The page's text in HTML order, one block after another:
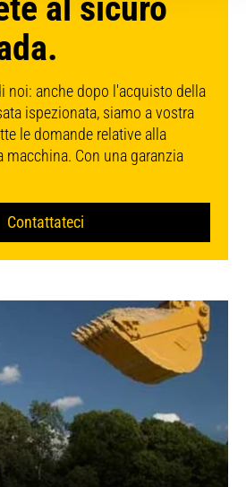
al sicuro
noi: anche dopo l'acquisto della
ispezionata, siamo a vostra
le domande relative alla
macchina. Con una garanzia
Contattateci